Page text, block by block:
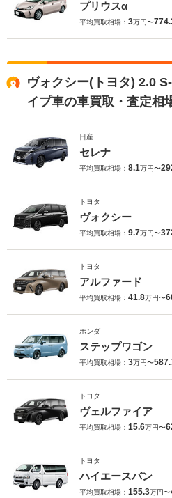
プリウスα
平均買取相場： 3万円〜
ヴォクシー(トヨタ) 2.0
イプ車の車買取・査定相
日産
セレナ
平均買取相場： 8.1万円〜
トヨタ
ヴォクシー
平均買取相場： 9.7万円〜
トヨタ
アルファード
平均買取相場： 41.8万円〜
ホンダ
ステップワゴン
平均買取相場： 3万円〜
トヨタ
ヴェルファイア
平均買取相場： 15.6万円〜
トヨタ
ハイエースバン
平均買取相場： 155.3万円〜